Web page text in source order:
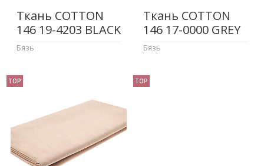
Ткань COTTON
146 19-4203 BLACK
Бязь
Ткань COTTON
146 17-0000 GREY
Бязь
TOP TOP